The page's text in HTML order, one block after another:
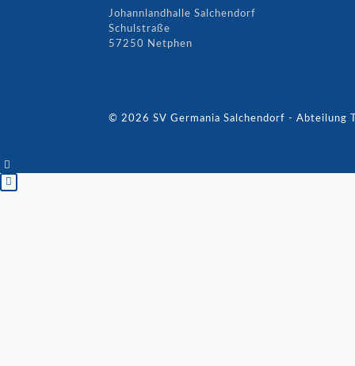
Johannlandhalle Salchendorf
Schulstraße
57250 Netphen
© 2026 SV Germania Salchendorf - Abteilung